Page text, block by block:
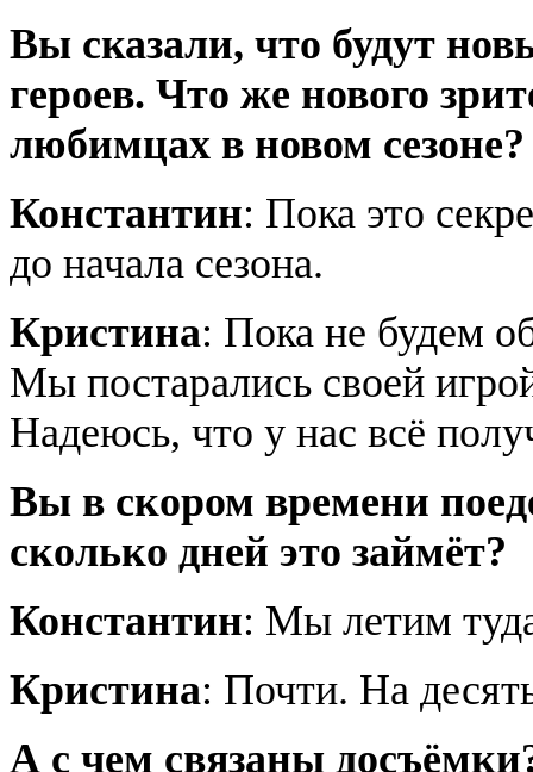
Вы сказали, что будут
героев. Что же нового
любимцах в новом сезоне?
Константин: Пока это
до начала сезона.
Кристина: Пока не будем
Мы постарались своей
Надеюсь, что у нас всё
Вы в скором времени
сколько дней это займёт?
Константин: Мы летим
Кристина: Почти. На
А с чем связаны